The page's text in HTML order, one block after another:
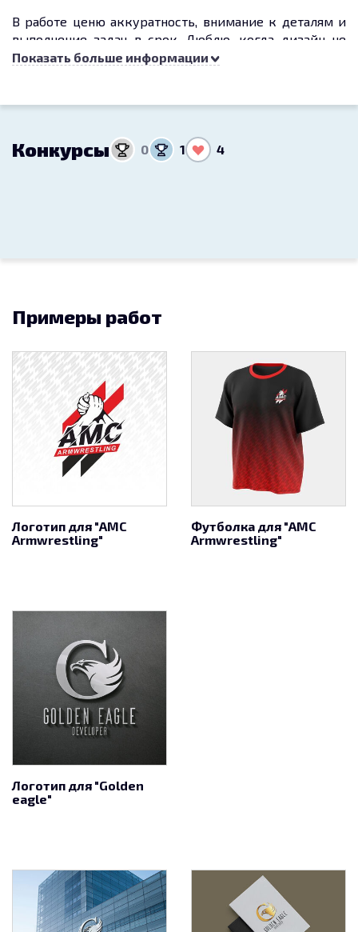
В работе ценю аккуратность, внимание к деталям и
выполнение задач в срок. Люблю, когда дизайн не
просто красивый, а помогает компании выделиться и
Показать больше информации
Конкурсы 0 1 4
Примеры работ
Логотип для "AMC
Armwrestling"
Футболка для "AMC
Armwrestling"
Логотип для "Golden
eagle"